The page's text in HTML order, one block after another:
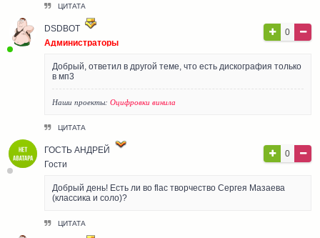
ЦИТАТА
DSDBOT
Администраторы
0
Добрый, ответил в другой теме, что есть дискография только
в мп3
Наши проекты: Оцифровки винила
ЦИТАТА
ГОСТЬ АНДРЕЙ
Гости
0
Добрый день! Есть ли во flac творчество Сергея Мазаева
(классика и соло)?
ЦИТАТА